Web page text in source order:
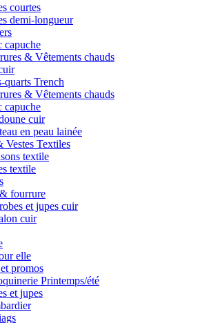
courtes
demi-longueur
capuche
& Vêtements chauds
quarts Trench
& Vêtements chauds
capuche
cuir
en peau lainée
Vestes Textiles
textile
textile
fourrure
et jupes cuir
cuir
elle
promos
Printemps/été
et jupes